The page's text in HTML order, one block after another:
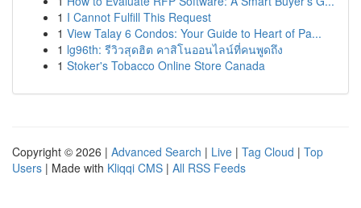
1 I Cannot Fulfill This Request
1 View Talay 6 Condos: Your Guide to Heart of Pa...
1 lg96th: รีวิวสุดฮิต คาสิโนออนไลน์ที่คนพูดถึง
1 Stoker's Tobacco Online Store Canada
Copyright © 2026 | Advanced Search | Live | Tag Cloud | Top
Users | Made with Kliqqi CMS | All RSS Feeds